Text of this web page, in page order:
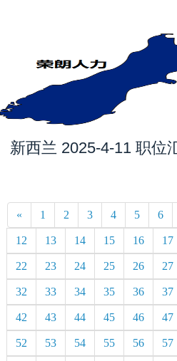
新西兰 2025-4-11 职位
« 1 2 3 4 5 6
12 13 14 15 16 17
22 23 24 25 26 27
32 33 34 35 36 37
42 43 44 45 46 47
52 53 54 55 56 57